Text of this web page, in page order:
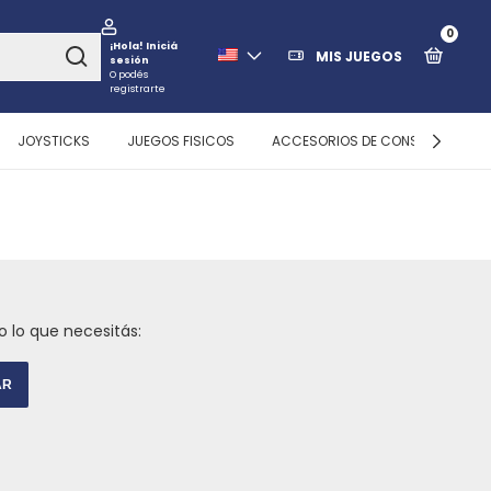
¡Hola! Iniciá
sesión
O podés
registrarte
MIS JUEGOS
0
JOYSTICKS JUEGOS FISICOS ACCESORIOS DE CONSOLAS
lo que necesitás: